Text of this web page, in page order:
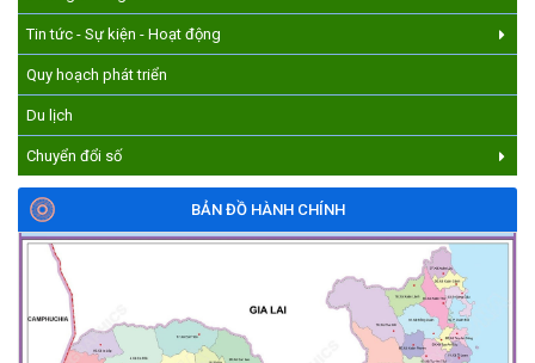
Tin tức - Sự kiện - Hoạt động
Quy hoạch phát triển
Du lịch
Chuyển đổi số
BẢN ĐỒ HÀNH CHÍNH